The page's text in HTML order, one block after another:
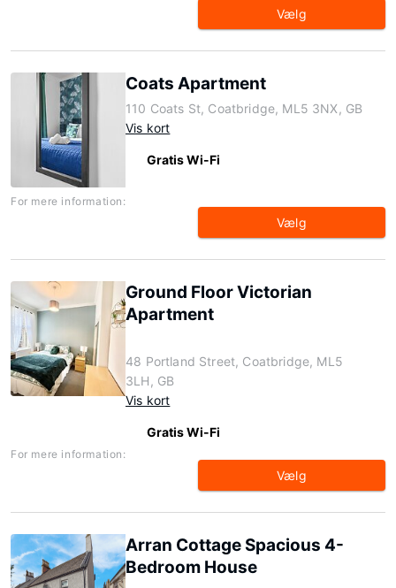
Vælg
Coats Apartment
110 Coats St, Coatbridge, ML5 3NX, GB
Vis kort
Gratis Wi-Fi
For mere information:
Vælg
Ground Floor Victorian
Apartment
48 Portland Street, Coatbridge, ML5
3LH, GB
Vis kort
Gratis Wi-Fi
For mere information:
Vælg
Arran Cottage Spacious 4-
Bedroom House